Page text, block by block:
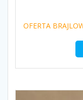
OFERTA